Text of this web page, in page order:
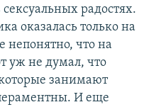
радостях.
оказалась только на
непонятно, что на
уж не думал, что
занимают
И еще